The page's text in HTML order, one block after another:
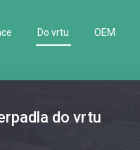
Do vrtu OEM
do vrtu